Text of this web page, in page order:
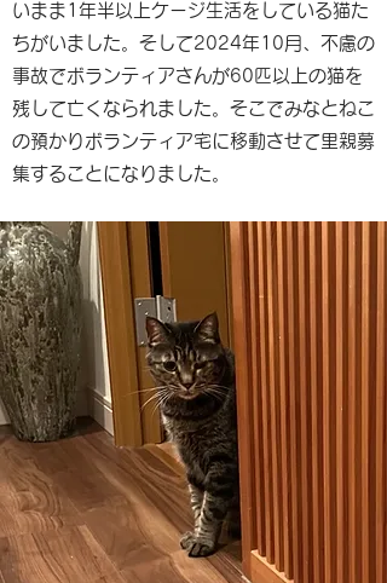
いまま1年半以上ケージ生活をしている猫た
ちがいました。そして2024年10月、不慮の
事故でボランティアさんが60匹以上の猫を
残して亡くなられました。そこでみなとねこ
の預かりボランティア宅に移動させて里親募
集することになりました。